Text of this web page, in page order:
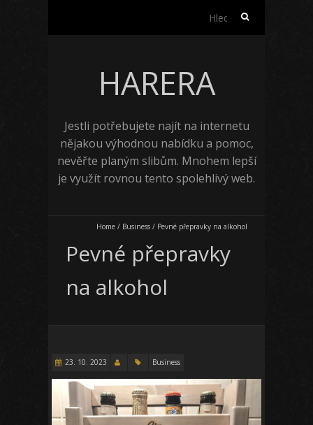
Vyhledávání
HARERA
Jestli potřebujete najít na internetu
nějakou výhodnou nabídku a pomoc,
nevěřte planým slibům. Mnohem lepší
je využít rovnou tento spolehlivý web.
Home / Business / Pevné přepravky na alkohol
Pevné přepravky
na alkohol
23. 10. 2023 Business